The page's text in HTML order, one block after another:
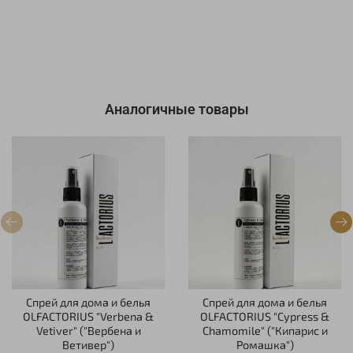
Аналогичные товары
Спрей для дома и белья
OLFACTORIUS "Verbena &
Vetiver" ("Вербена и
Ветивер")
Спрей для дома и белья
OLFACTORIUS "Cypress &
Chamomile" ("Кипарис и
Ромашка")